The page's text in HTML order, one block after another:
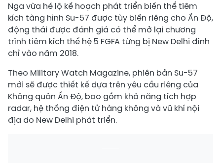
Nga vừa hé lộ kế hoạch phát triển biến thể tiêm
kích tàng hình Su-57 được tùy biến riêng cho Ấn Độ,
động thái được đánh giá có thể mở lại chương
trình tiêm kích thế hệ 5 FGFA từng bị New Delhi đình
chỉ vào năm 2018.
Theo Military Watch Magazine, phiên bản Su-57
mới sẽ được thiết kế dựa trên yêu cầu riêng của
Không quân Ấn Độ, bao gồm khả năng tích hợp
radar, hệ thống điện tử hàng không và vũ khí nội
địa do New Delhi phát triển.